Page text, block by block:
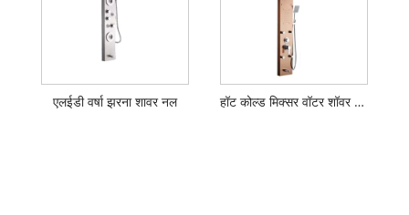
एलईडी वर्षा झरना शावर नल हॉट कोल्ड मिक्सर वॉटर शॉवर पैनल